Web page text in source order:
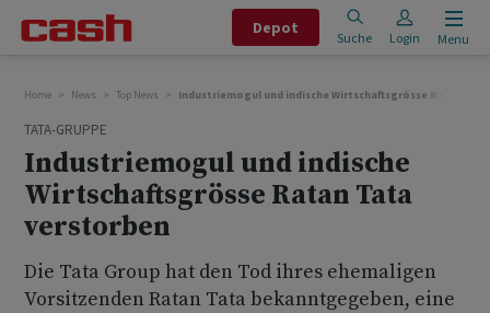
Depot
Suche Login Menu
Home News Top News Industriemogul und indische Wirtschaftsgrösse Ratan
TATA-GRUPPE
Industriemogul und indische
Wirtschaftsgrösse Ratan Tata
verstorben
Die Tata Group hat den Tod ihres ehemaligen
Vorsitzenden Ratan Tata bekanntgegeben, eine